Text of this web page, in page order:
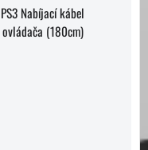
PS3 Nabíjací kábel
ovládača (180cm)